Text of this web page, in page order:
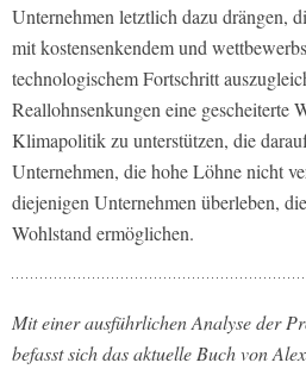
Unternehmen letztlich dazu drängen,
mit kostensenkendem und
technologischem Fortschritt
Reallohnsenkungen eine gescheiterte
Klimapolitik zu unterstützen, die
Unternehmen, die hohe Löhne nicht
diejenigen Unternehmen überleben,
Wohlstand ermöglichen.
Mit einer ausführlichen Analyse der
befasst sich das aktuelle Buch von